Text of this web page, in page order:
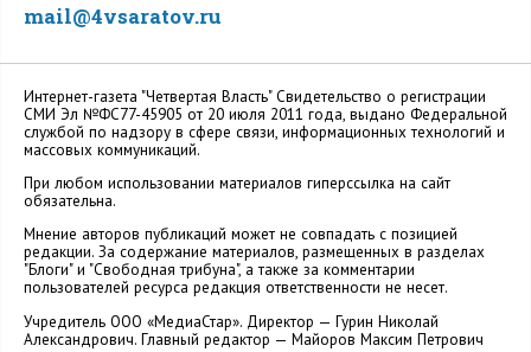
mail@4vsaratov.ru
Интернет-газета "Четвертая Власть" Cвидетельство о регистрации
СМИ Эл №ФС77-45905 от 20 июля 2011 года, выдано Федеральной
службой по надзору в сфере связи, информационных технологий и
массовых коммуникаций.
При любом использовании материалов гиперссылка на сайт
обязательна.
Мнение авторов публикаций может не совпадать с позицией
редакции. За содержание материалов, размещенных в разделах
"Блоги" и "Свободная трибуна", а также за комментарии
пользователей ресурса редакция ответственности не несет.
Учредитель ООО «МедиаСтар». Директор — Гурин Николай
Александрович. Главный редактор — Майоров Максим Петрович